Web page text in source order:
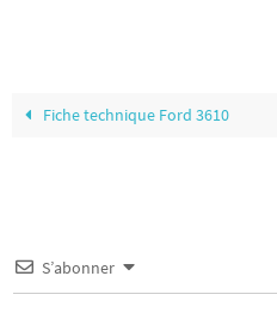
Fiche technique Ford 3610
S’abonner